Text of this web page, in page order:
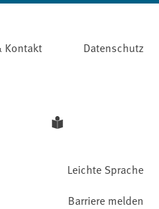
Kontakt
Datenschutz
Leichte Sprache
Barriere melden